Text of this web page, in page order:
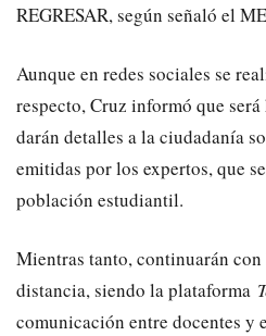
REGRESAR, según señaló el
Aunque en redes sociales se
respecto, Cruz informó que
darán detalles a la ciudadanía
emitidas por los expertos, que
población estudiantil.
Mientras tanto, continuarán
distancia, siendo la plataforma
comunicación entre docentes y